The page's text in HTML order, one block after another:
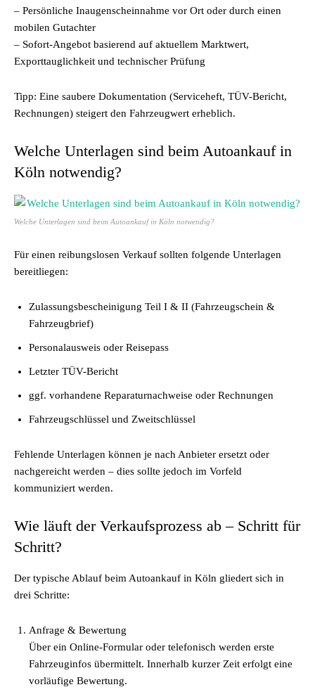
– Persönliche Inaugenscheinnahme vor Ort oder durch einen
mobilen Gutachter
– Sofort-Angebot basierend auf aktuellem Marktwert,
Exporttauglichkeit und technischer Prüfung
Tipp: Eine saubere Dokumentation (Serviceheft, TÜV-Bericht,
Rechnungen) steigert den Fahrzeugwert erheblich.
Welche Unterlagen sind beim Autoankauf in
Köln notwendig?
Welche Unterlagen sind beim Autoankauf in Köln notwendig?
Für einen reibungslosen Verkauf sollten folgende Unterlagen
bereitliegen:
Zulassungsbescheinigung Teil I & II (Fahrzeugschein &
Fahrzeugbrief)
Personalausweis oder Reisepass
Letzter TÜV-Bericht
ggf. vorhandene Reparaturnachweise oder Rechnungen
Fahrzeugschlüssel und Zweitschlüssel
Fehlende Unterlagen können je nach Anbieter ersetzt oder
nachgereicht werden – dies sollte jedoch im Vorfeld
kommuniziert werden.
Wie läuft der Verkaufsprozess ab – Schritt für
Schritt?
Der typische Ablauf beim Autoankauf in Köln gliedert sich in
drei Schritte:
Anfrage & Bewertung
Über ein Online-Formular oder telefonisch werden erste
Fahrzeuginfos übermittelt. Innerhalb kurzer Zeit erfolgt eine
vorläufige Bewertung.